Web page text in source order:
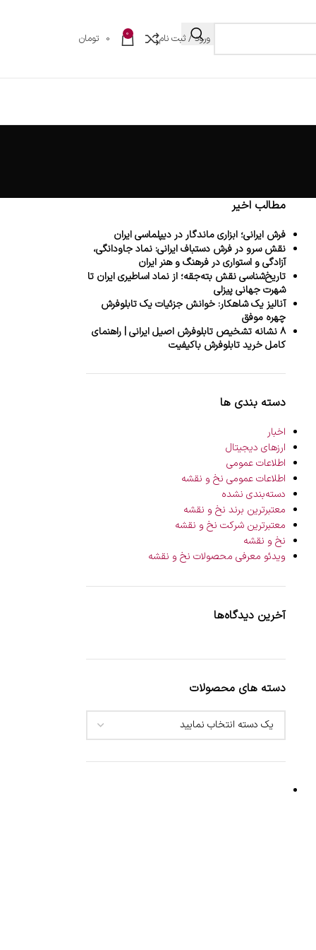
ورود / ثبت نام 0
0 تومان
مطالب اخیر
فرش ایرانی؛ ابزاری ماندگار در دیپلماسی ایران
نقش سرو در فرش دستباف ایرانی: نماد جاودانگی،
آزادگی و استواری در فرهنگ و هنر ایران
تاریخ‌شناسی نقش بته‌جقه؛ از نماد اساطیری ایران تا
شهرت جهانی پیزلی
آنالیز یک شاهکار: خوانش جزئیات یک تابلوفرش
چهره موفق
۸ نشانه تشخیص تابلوفرش اصیل ایرانی | راهنمای
کامل خرید تابلوفرش باکیفیت
دسته بندی ها
اخبار
ارزهای دیجیتال
اطلاعات عمومی
اطلاعات عمومی نخ و نقشه
دسته‌بندی نشده
معتبرترین برند نخ و نقشه
معتبرترین شرکت نخ و نقشه
نخ و نقشه
ویدئو معرفی محصولات نخ و نقشه
آخرین دیدگاه‌ها
دسته های محصولات